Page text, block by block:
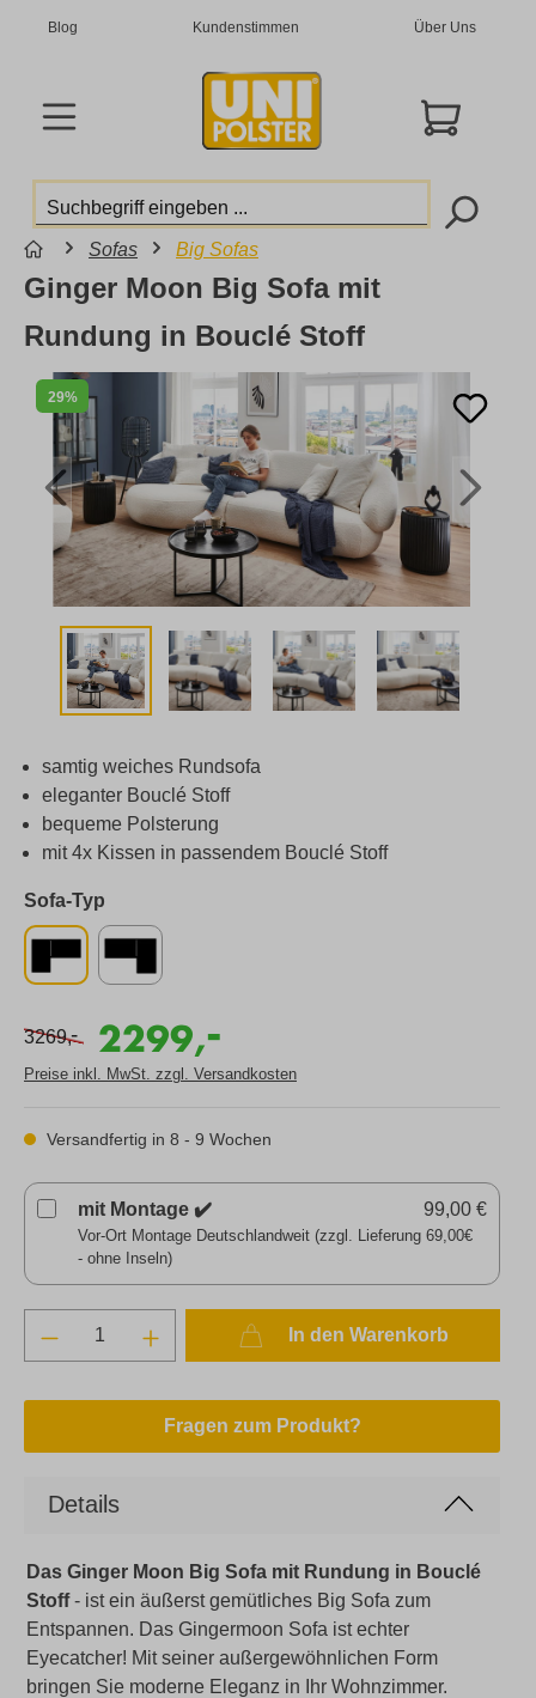
Blog Kundenstimmen Über Uns
Sofas Big Sofas
29%
Ginger Moon Big Sofa mit
Rundung in Bouclé Stoff
samtig weiches Rundsofa
eleganter Bouclé Stoff
bequeme Polsterung
mit 4x Kissen in passendem Bouclé Stoff
Sofa-Typ
3269,- 2299,
-
Preise inkl. MwSt. zzgl. Versandkosten
Versandfertig in 8 - 9 Wochen
mit Montage ✔️
Vor-Ort Montage Deutschlandweit (zzgl. Lieferung 69,00€
- ohne Inseln)
99,00 €
In den Warenkorb
Fragen zum Produkt?
Details
Das Ginger Moon Big Sofa mit Rundung in Bouclé
Stoff- ist ein äußerst gemütliches Big Sofa zum
Entspannen. Das Gingermoon Sofa istechter
Eyecatcher! Mit seiner außergewöhnlichen Form
bringen Sie moderne Eleganz in Ihr Wohnzimmer.